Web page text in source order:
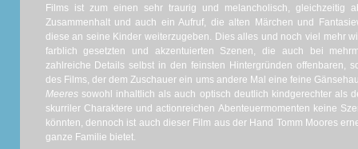
Films ist zum einen sehr traurig und melancholisch, gleichzeitig
Zusammenhalt und auch ein Aufruf, die alten Märchen und
diese an seine Kinder weiterzugeben. Dies alles und noch viel mehr
farblich gesetzten und akzentuierten Szenen, die auch bei
zahlreiche Details selbst in den feinsten Hintergründen offenbaren,
des Films, der dem Zuschauer ein ums andere Mal eine feine
Meeressowohl inhaltlich als auch optisch deutlich kindgerechter als
skurriler Charaktere und actionreichen Abenteuermomenten keine
könnten, dennoch ist auch dieser Film aus der Hand Tomm Moores
ganze Familie bietet.